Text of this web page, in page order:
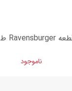
ناموجود